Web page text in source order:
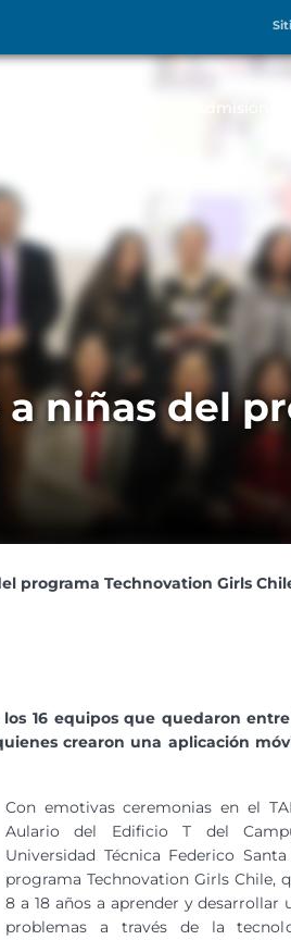
Admisión
niñas del
programa Technovation Girls
16 equipos que quedaron
crearon una aplicación
Con emotivas ceremonias en el
Aulario del Edificio T del
Universidad Técnica Federico
programa Technovation Girls Chile,
8 a 18 años a aprender y
problemas a través de la